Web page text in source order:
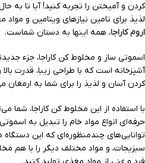
کردن و آمیختن را تجربه کنید! آیا تا به
لذیذ برای تامین نیازهای ویتامین و
اروم کاراجا، همه اینها به دستان شماست.
اسموتی ساز و مخلوط کن کاراجا، جزء
آشپزخانه است که با طراحی زیبا، قدرت
کردن آسان و لذیذ را برای شما به ارمغان
با استفاده از این مخلوط کن کاراجا،
حرفه‌ای انواع مواد خام را تبدیل به
توانایی‌های چندمنظوره‌ای که این دستگاه
سبزیجات، و مواد مختلف دیگر را با هم